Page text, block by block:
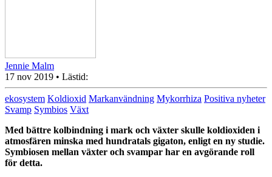
Jennie Malm
17 nov 2019 • Lästid:
ekosystem Koldioxid Markanvändning Mykorrhiza Positiva nyheter
Svamp Symbios Växt
Med bättre kolbindning i mark och växter skulle koldioxiden i
atmosfären minska med hundratals gigaton, enligt en ny studie.
Symbiosen mellan växter och svampar har en avgörande roll
för detta.